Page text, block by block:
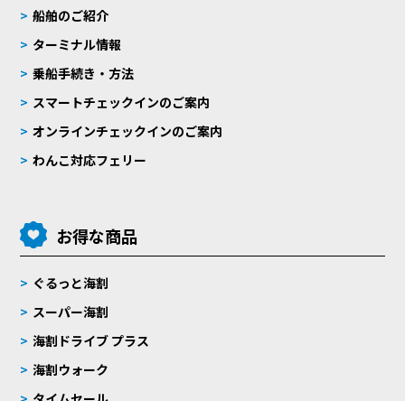
船舶のご紹介
ターミナル情報
乗船手続き・方法
スマートチェックインのご案内
オンラインチェックインのご案内
わんこ対応フェリー
お得な商品
ぐるっと海割
スーパー海割
海割ドライブ プラス
海割ウォーク